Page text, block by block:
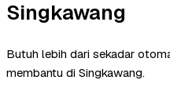
Singkawang
Butuh lebih dari sekadar
membantu di Singkawang.